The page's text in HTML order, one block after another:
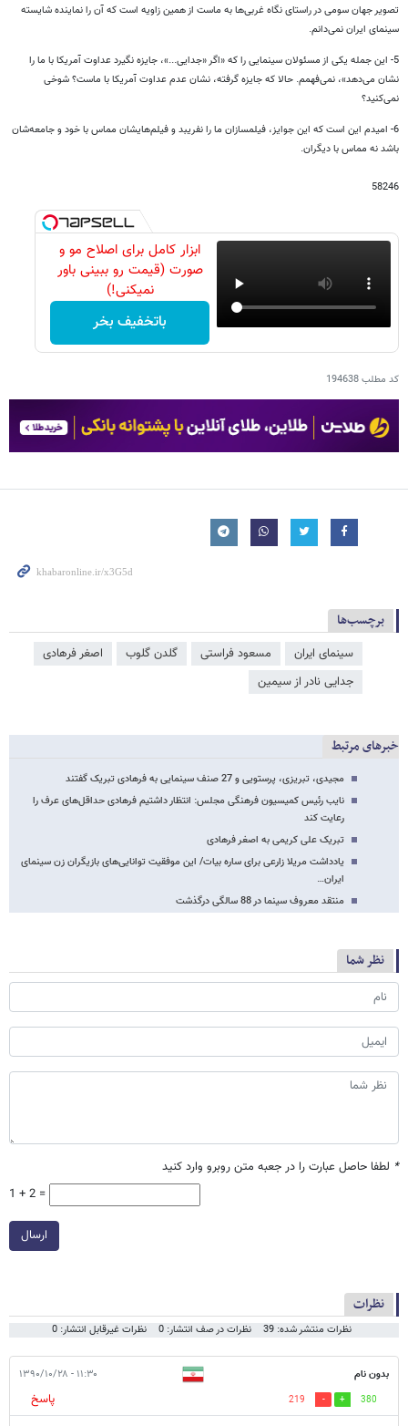
تصویر جهان سومی در راستای نگاه غربی‌ها به ماست از همین زاویه است که آن را نماینده شایسته
سینمای ایران نمی‌دانم.
5- این جمله یکی از مسئولان سینمایی را که «اگر «جدایی...»، جایزه نگیرد عداوت آمریکا با ما را
نشان می‌دهد»، نمی‌فهمم. حالا که جایزه گرفته، نشان عدم عداوت آمریکا با ماست؟ شوخی
نمی‌کنید؟
6- امیدم این است که این جوایز، فیلمسازان ما را نفریبد و فیلم‌هایشان مماس با خود و جامعه‌شان
باشد نه مماس با دیگران.
58246
ابزار کامل برای اصلاح مو و
صورت (قیمت رو ببینی باور
نمیکنی!)
باتخفیف بخر
کد مطلب194638
برچسب‌ها
سینمای ایران مسعود فراستی گلدن گلوب
اصغر فرهادی
جدایی نادر از سیمین
خبرهای مرتبط
مجیدی، تبریزی، پرستویی و 27 صنف سینمایی به فرهادی تبریک گفتند
نایب رئیس کمیسیون فرهنگی مجلس: انتظار داشتیم فرهادی حداقل‌های عرف را
رعایت کند
تبریک علی کریمی به اصغر فرهادی
یادداشت مریلا زارعی برای ساره بیات/ این موفقیت توانایی‌های بازیگران زن سینمای
ایران…
منتقد معروف سینما در 88 سالگی درگذشت
نظر شما
* لطفا حاصل عبارت را در جعبه متن روبرو وارد کنید
1 + 2 =
ارسال
نظرات
نظرات منتشر شده: 39 نظرات در صف انتشار: 0 نظرات غیرقابل انتشار: 0
بدون نام ۱۱:۳۰ - ۱۳۹۰/۱۰/۲۸
380
219 پاسخ